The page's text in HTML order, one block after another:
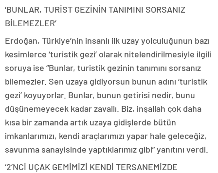
‘BUNLAR, TURİST GEZİNİN TANIMINI SORSANIZ
BİLEMEZLER’
Erdoğan, Türkiye’nin insanlı ilk uzay yolculuğunun bazı
kesimlerce ‘turistik gezi’ olarak nitelendirilmesiyle ilgili
soruya ise “Bunlar, turistik gezinin tanımını sorsanız
bilemezler. Sen uzaya gidiyorsun bunun adını ‘turistik
gezi’ koyuyorlar. Bunlar, bunun getirisi nedir, bunu
düşünemeyecek kadar zavallı. Biz, inşallah çok daha
kısa bir zamanda artık uzaya gidişlerde bütün
imkanlarımızı, kendi araçlarımızı yapar hale geleceğiz,
savunma sanayisinde yaptıklarımız gibi” yanıtını verdi.
‘2’NCİ UÇAK GEMİMİZİ KENDİ TERSANEMİZDE